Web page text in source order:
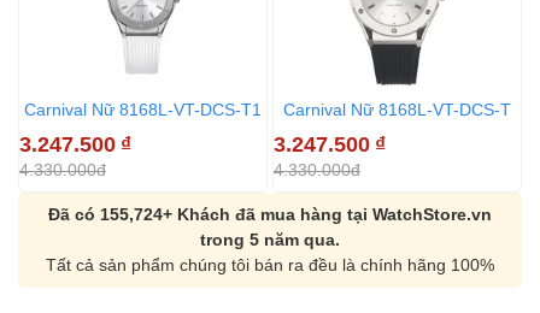
Carnival Nữ 8168L-VT-DCS-T1
3.247.500 ₫
4.330.000đ
Carnival Nữ 8168L-VT-DCS-T
3.247.500 ₫
4.330.000đ
Đã có 155,724+ Khách đã mua hàng tại WatchStore.vn
trong 5 năm qua.
Tất cả sản phẩm chúng tôi bán ra đều là chính hãng 100%